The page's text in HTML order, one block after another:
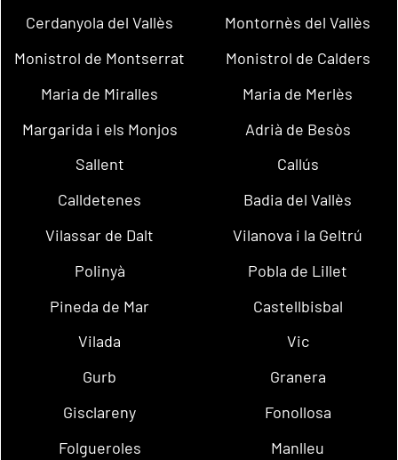
Cerdanyola del Vallès
Montornès del Vallès
Monistrol de Montserrat
Monistrol de Calders
Maria de Miralles
Maria de Merlès
Margarida i els Monjos
Adrià de Besòs
Sallent
Callús
Calldetenes
Badia del Vallès
Vilassar de Dalt
Vilanova i la Geltrú
Polinyà
Pobla de Lillet
Pineda de Mar
Castellbisbal
Vilada
Vic
Gurb
Granera
Gisclareny
Fonollosa
Folgueroles
Manlleu